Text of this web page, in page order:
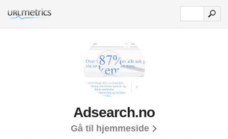
Adsearch.no
Gå til hjemmeside